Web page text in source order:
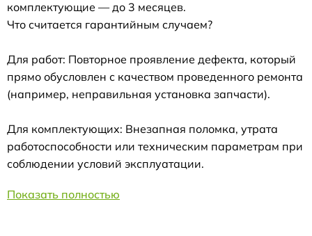
комплектующие — до 3 месяцев.
Что считается гарантийным случаем?
Для работ: Повторное проявление дефекта, который
прямо обусловлен с качеством проведенного ремонта
(например, неправильная установка запчасти).
Для комплектующих: Внезапная поломка, утрата
работоспособности или техническим параметрам при
соблюдении условий эксплуатации.
Показать полностью